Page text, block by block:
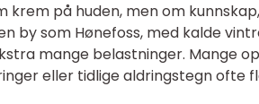
krem på huden, men om
by som Hønefoss, med kalde
mange belastninger. Mange
eller tidlige aldringstegn ofte